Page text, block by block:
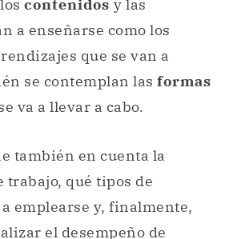
va a llevar a cabo.
también en cuenta la
trabajo, qué tipos de
emplearse y, finalmente,
(es decir, cómo se los va a